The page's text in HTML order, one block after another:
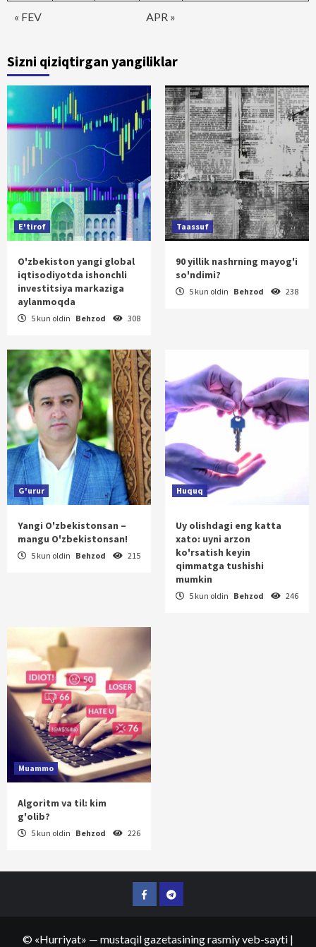
« FEV APR »
Sizni qiziqtirgan yangiliklar
E'tirof
O'zbekiston yangi global
iqtisodiyotda ishonchli
investitsiya markaziga
aylanmoqda
5 kun oldin Behzod 308
Taassuf
90 yillik nashrning mayog'i
so'ndimi?
5 kun oldin Behzod 238
G'urur
Yangi O'zbekistonsan –
mangu O'zbekistonsan!
5 kun oldin Behzod 215
Huquq
Uy olishdagi eng katta
xato: uyni arzon
ko'rsatish keyin
qimmatga tushishi
mumkin
5 kun oldin Behzod 246
Muammo
Algoritm va til: kim
g'olib?
5 kun oldin Behzod 226
FacebookTelegram
© «Hurriyat» — mustaqil gazetasining rasmiy veb-sayti |